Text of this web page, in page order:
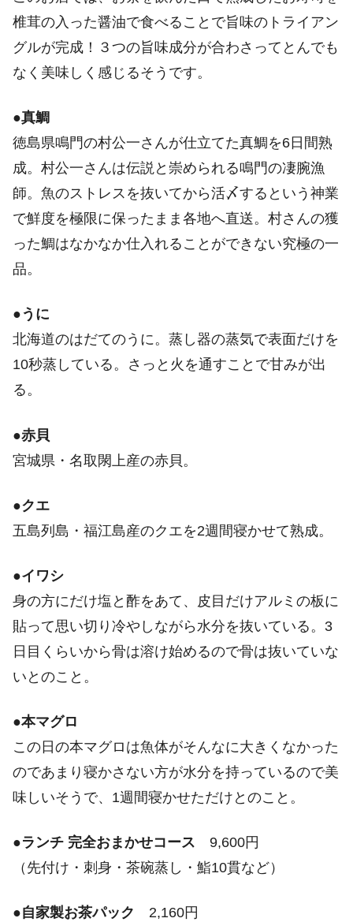
椎茸の入った醤油で食べることで旨味のトライアン
グルが完成！３つの旨味成分が合わさってとんでも
なく美味しく感じるそうです。
●真鯛
徳島県鳴門の村公一さんが仕立てた真鯛を6日間熟
成。村公一さんは伝説と崇められる鳴門の凄腕漁
師。魚のストレスを抜いてから活〆するという神業
で鮮度を極限に保ったまま各地へ直送。村さんの獲
った鯛はなかなか仕入れることができない究極の一
品。
●うに
北海道のはだてのうに。蒸し器の蒸気で表面だけを
10秒蒸している。さっと火を通すことで甘みが出
る。
●赤貝
宮城県・名取閖上産の赤貝。
●クエ
五島列島・福江島産のクエを2週間寝かせて熟成。
●イワシ
身の方にだけ塩と酢をあて、皮目だけアルミの板に
貼って思い切り冷やしながら水分を抜いている。3
日目くらいから骨は溶け始めるので骨は抜いていな
いとのこと。
●本マグロ
この日の本マグロは魚体がそんなに大きくなかった
のであまり寝かさない方が水分を持っているので美
味しいそうで、1週間寝かせただけとのこと。
●ランチ 完全おまかせコース 9,600円
（先付け・刺身・茶碗蒸し・鮨10貫など）
●自家製お茶パック 2,160円